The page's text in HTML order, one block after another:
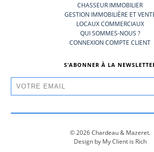
CHASSEUR IMMOBILIER
GESTION IMMOBILIÈRE ET
LOCAUX COMMERCIAUX
QUI SOMMES-NOUS ?
CONNEXION COMPTE CLIENT
S'ABONNER À LA
© 2026 Chardeau & Mazeret.
Design by My Client is Rich